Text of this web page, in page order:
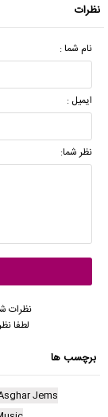
نظرات
نام شما :
ایمیل :
نظر شما:
نظرات
لطفا
برچسب ها
Jems